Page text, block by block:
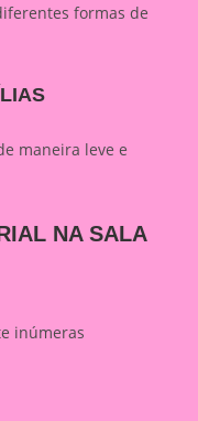
formas de
maneira leve e
NA SALA
inúmeras